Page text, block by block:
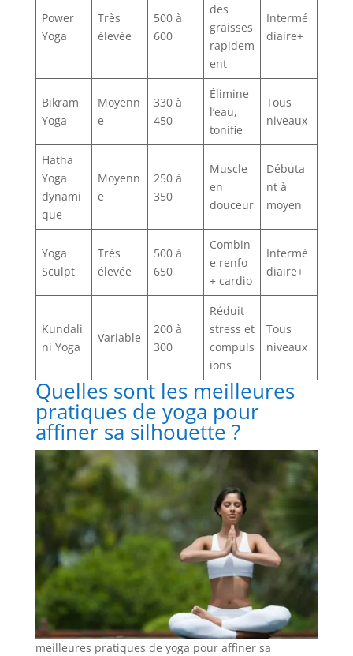
Power
Yoga
Très
élevée
500 à
600
des
graisses
rapidem
ent
Intermé
diaire+
Bikram
Yoga
Moyenn
e
330 à
450
Élimine
l’eau,
tonifie
Tous
niveaux
Hatha
Yoga
dynami
que
Moyenn
e
250 à
350
Muscle
en
douceur
Débuta
nt à
moyen
Yoga
Sculpt
Très
élevée
500 à
650
Combin
e renfo
+ cardio
Intermé
diaire+
Kundali
ni Yoga
Variable
200 à
300
Réduit
stress et
compuls
ions
Tous
niveaux
Quelles sont les meilleures
pratiques de yoga pour
affiner sa silhouette ?
meilleures pratiques de yoga pour affiner sa